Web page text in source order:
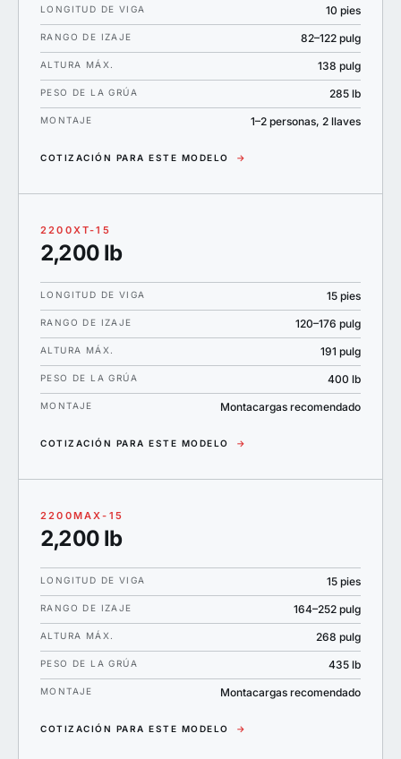
LONGITUD DE VIGA 10 pies
RANGO DE IZAJE 82–122 pulg
ALTURA MÁX. 138 pulg
PESO DE LA GRÚA 285 lb
MONTAJE 1–2 personas, 2 llaves
COTIZACIÓN PARA ESTE MODELO →
2200XT-15
2,200 lb
LONGITUD DE VIGA 15 pies
RANGO DE IZAJE 120–176 pulg
ALTURA MÁX. 191 pulg
PESO DE LA GRÚA 400 lb
MONTAJE Montacargas recomendado
COTIZACIÓN PARA ESTE MODELO →
2200MAX-15
2,200 lb
LONGITUD DE VIGA 15 pies
RANGO DE IZAJE 164–252 pulg
ALTURA MÁX. 268 pulg
PESO DE LA GRÚA 435 lb
MONTAJE Montacargas recomendado
COTIZACIÓN PARA ESTE MODELO →